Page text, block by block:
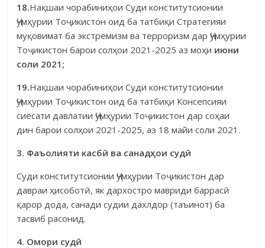
18.Нақшаи чорабиниҳои Суди конститутсионии
Ҷумҳурии Тоҷи­кистон оид ба татбиқи Стратегияи
муқовимат ба экстремизм ва терроризм дар Ҷумҳурии
Тоҷикистон барои солҳои 2021-2025 аз моҳи июни
соли 2021;
19.Нақшаи чорабиниҳои Суди конститутсионии
Ҷумҳурии Тоҷи­кистон оид ба татбиқи Консепсияи
сиёсати давлатии Ҷумҳурии Тоҷикис­тон дар соҳаи
дин барои солҳои 2021-2025, аз 18 майи соли 2021.
3. Фаъолияти касбӣ ва санадҳои судӣ
Суди конститутсионии Ҷумҳурии Тоҷикистон дар
давраи ҳисоботӣ, як дархостро мавриди баррасӣ
қарор дода, санади судии дахлдор (таъинот) ба
тасвиб расонид.
4. Омори судӣ